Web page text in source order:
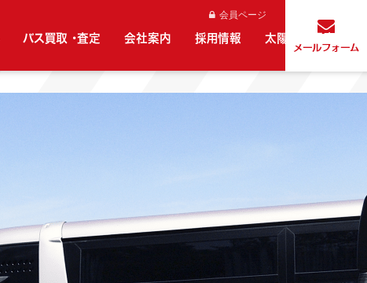
バス買取 ・査定 会社案内 採用情報 太陽光発電事業
会員ページ